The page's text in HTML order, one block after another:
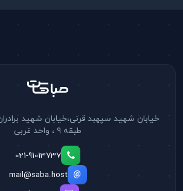
طبقه ۹ ، واحد غربی
021-91013737
mail@saba.host